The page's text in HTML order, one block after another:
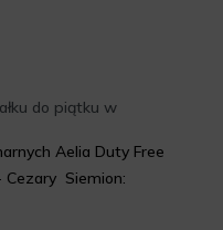
do piątku w
Aelia Duty Free
Cezary Siemion: